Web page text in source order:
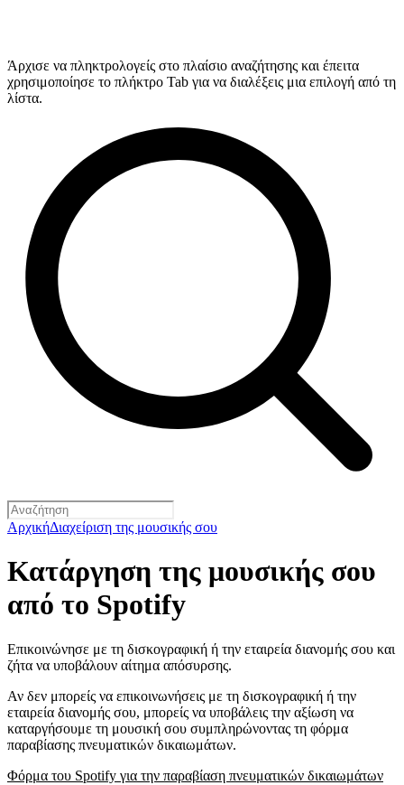
Άρχισε να πληκτρολογείς στο πλαίσιο αναζήτησης και έπειτα
χρησιμοποίησε το πλήκτρο Tab για να διαλέξεις μια επιλογή από τη
λίστα.
ΑρχικήΔιαχείριση της μουσικής σου
Κατάργηση της μουσικής σου
από το Spotify
Επικοινώνησε με τη δισκογραφική ή την εταιρεία διανομής σου και
ζήτα να υποβάλουν αίτημα απόσυρσης.
Αν δεν μπορείς να επικοινωνήσεις με τη δισκογραφική ή την
εταιρεία διανομής σου, μπορείς να υποβάλεις την αξίωση να
καταργήσουμε τη μουσική σου συμπληρώνοντας τη φόρμα
παραβίασης πνευματικών δικαιωμάτων.
Φόρμα του Spotify για την παραβίαση πνευματικών δικαιωμάτων